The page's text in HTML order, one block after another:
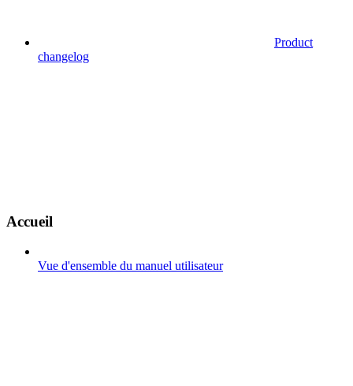
Product
changelog
Accueil
Vue d'ensemble du manuel utilisateur